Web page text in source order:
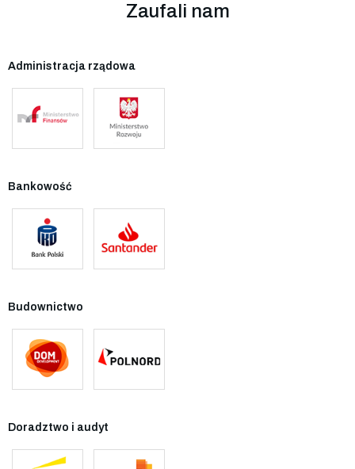
Zaufali nam
Administracja rządowa
Bankowość
Budownictwo
Doradztwo i audyt